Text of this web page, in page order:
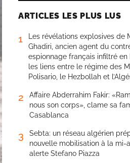
ARTICLES LES PLUS LUS
1
Les révélations explosives de
Ghadiri, ancien agent du
espionnage français infiltré en
les liens entre le régime des
Polisario, le Hezbollah et
2
Affaire Abderrahim Fakir:
nous son corps», clame sa
Casablanca
3
Sebta: un réseau algérien
nouvelle mobilisation à la mi-
alerte Stefano Piazza